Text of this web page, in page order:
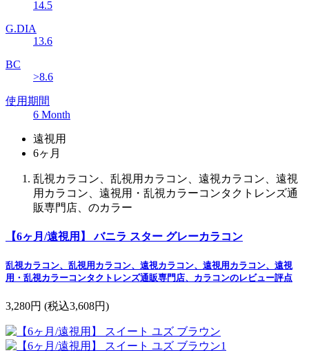
14.5
G.DIA
13.6
BC
>8.6
使用期間
6 Month
遠視用
6ヶ月
乱視カラコン、乱視用カラコン、遠視カラコン、遠視
用カラコン、遠視用・乱視カラーコンタクトレンズ通
販専門店、のカラー
【6ヶ月/遠視用】 バニラ スター グレーカラコン
乱視カラコン、乱視用カラコン、遠視カラコン、遠視用カラコン、遠視
用・乱視カラーコンタクトレンズ通販専門店、カラコンのレビュー評点
3,280円 (税込3,608円)